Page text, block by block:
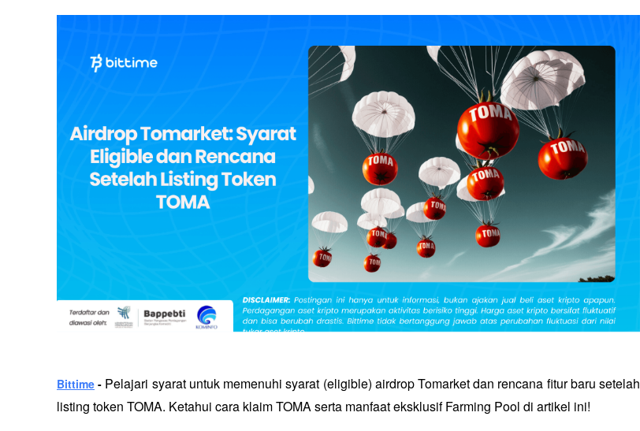
Bittime - Pelajari syarat untuk memenuhi syarat (eligible) airdrop Tomarket dan rencana fitur baru setelah
listing token TOMA. Ketahui cara klaim TOMA serta manfaat eksklusif Farming Pool di artikel ini!